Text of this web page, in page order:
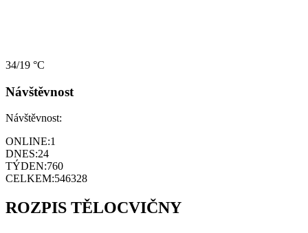
34/19 °C
Návštěvnost
Návštěvnost:
ONLINE:1
DNES:24
TÝDEN:760
CELKEM:546328
ROZPIS TĚLOCVIČNY